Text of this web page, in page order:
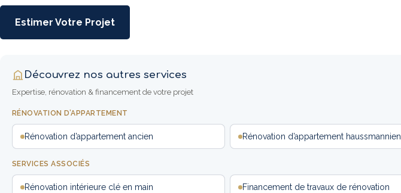
Estimer Votre Projet
Découvrez nos autres services
Expertise, rénovation & financement de votre projet
RÉNOVATION D’APPARTEMENT
Rénovation d’appartement ancien Rénovation d’appartement haussmannien
SERVICES ASSOCIÉS
Rénovation intérieure clé en main Financement de travaux de rénovation